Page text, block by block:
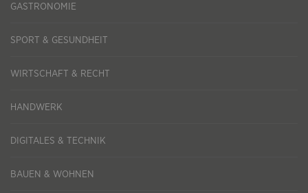
GASTRONOMIE
SPORT & GESUNDHEIT
WIRTSCHAFT & RECHT
HANDWERK
DIGITALES & TECHNIK
BAUEN & WOHNEN